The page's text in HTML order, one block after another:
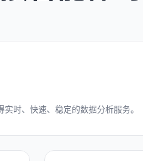
时、快速、稳定的数据分析服务。